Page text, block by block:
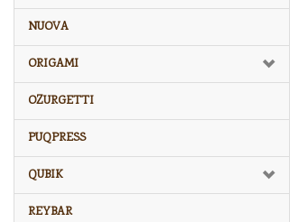
NUOVA
ORIGAMI
OZURGETTI
PUQPRESS
QUBIK
REYBAR